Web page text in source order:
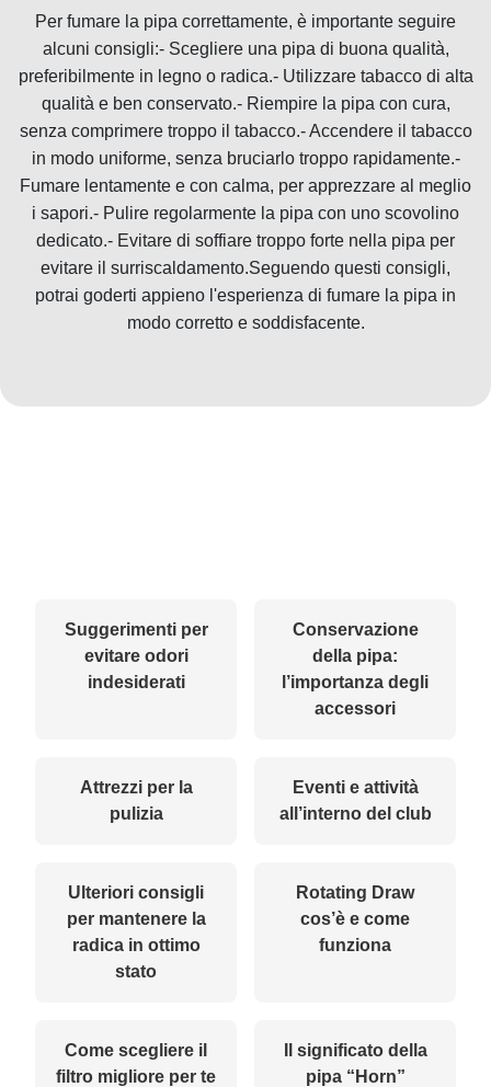
Per fumare la pipa correttamente, è importante seguire
alcuni consigli:- Scegliere una pipa di buona qualità,
preferibilmente in legno o radica.- Utilizzare tabacco di alta
qualità e ben conservato.- Riempire la pipa con cura,
senza comprimere troppo il tabacco.- Accendere il tabacco
in modo uniforme, senza bruciarlo troppo rapidamente.-
Fumare lentamente e con calma, per apprezzare al meglio
i sapori.- Pulire regolarmente la pipa con uno scovolino
dedicato.- Evitare di soffiare troppo forte nella pipa per
evitare il surriscaldamento.Seguendo questi consigli,
potrai goderti appieno l'esperienza di fumare la pipa in
modo corretto e soddisfacente.
Suggerimenti per
evitare odori
indesiderati
Conservazione
della pipa:
l’importanza degli
accessori
Attrezzi per la
pulizia
Eventi e attività
all’interno del club
Ulteriori consigli
per mantenere la
radica in ottimo
stato
Rotating Draw
cos’è e come
funziona
Come scegliere il
filtro migliore per te
Il significato della
pipa “Horn”